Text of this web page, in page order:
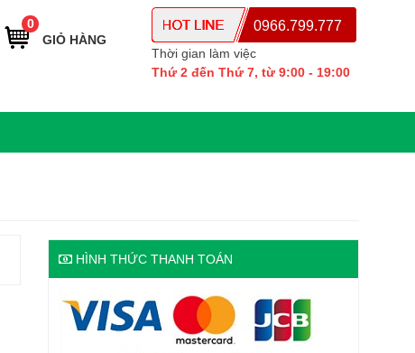
0966.799.777
Thời gian làm việc
Thứ 2 đến Thứ 7, từ 9:00 - 19:00
0
GIỎ HÀNG
HÌNH THỨC THANH TOÁN